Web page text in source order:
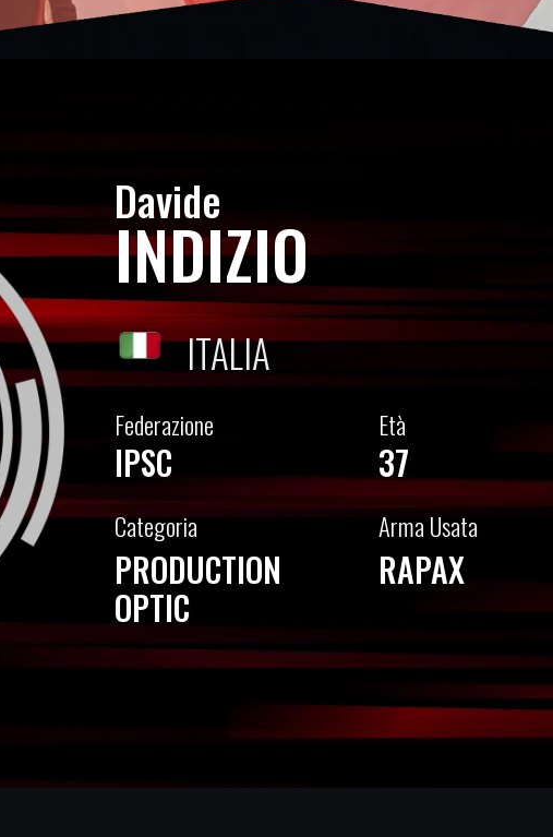
Davide
INDIZIO
ITALIA
Federazione
IPSC
Età
37
Categoria
PRODUCTION
OPTIC
Arma Usata
RAPAX